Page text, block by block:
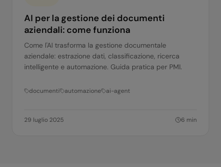
AI per la gestione dei documenti
aziendali: come funziona
Come l'AI trasforma la gestione documentale
aziendale: estrazione dati, classificazione, ricerca
intelligente e automazione. Guida pratica per PMI.
documenti automazione ai-agent
29 luglio 2025 6 min